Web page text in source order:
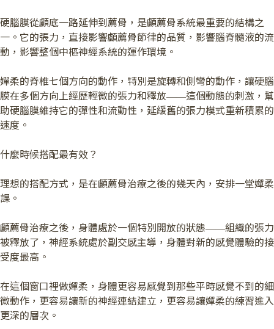
硬腦膜從顱底一路延伸到薦骨，是顱薦骨系統最重要的結構之
一。它的張力，直接影響顱薦骨節律的品質，影響腦脊髓液的流
動，影響整個中樞神經系統的運作環境。
嬋柔的脊椎七個方向的動作，特別是旋轉和側彎的動作，讓硬腦
膜在多個方向上經歷輕微的張力和釋放——這個動態的刺激，幫
助硬腦膜維持它的彈性和流動性，延緩舊的張力模式重新積累的
速度。
什麼時候搭配最有效？
理想的搭配方式，是在顱薦骨治療之後的幾天內，安排一堂嬋柔
課。
顱薦骨治療之後，身體處於一個特別開放的狀態——組織的張力
被釋放了，神經系統處於副交感主導，身體對新的感覺體驗的接
受度最高。
在這個窗口裡做嬋柔，身體更容易感覺到那些平時感覺不到的細
微動作，更容易讓新的神經連結建立，更容易讓嬋柔的練習進入
更深的層次。